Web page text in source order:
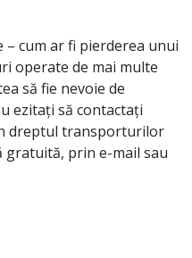
– cum ar fi pierderea unui
operate de mai multe
să fie nevoie de
ezitați să contactați
dreptul transporturilor
prin e-mail sau